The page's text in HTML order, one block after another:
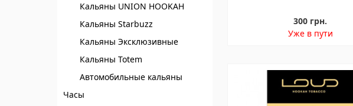
Кальяны UNION HOOKAH
Кальяны Starbuzz
Кальяны Эксклюзивные
Кальяны Totem
Автомобильные кальяны
Часы
300 грн.
Уже в пути